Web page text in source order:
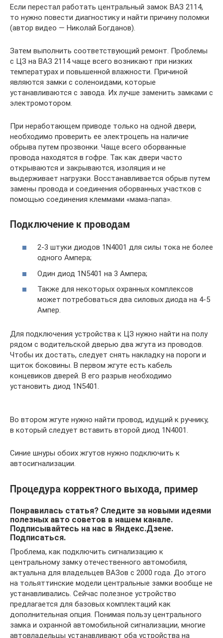
Если перестал работать центральный замок ВАЗ 2114,
то нужно повести диагностику и найти причину поломки
(автор видео — Николай Богданов).
Затем выполнить соответствующий ремонт. Проблемы
с ЦЗ на ВАЗ 2114 чаще всего возникают при низких
температурах и повышенной влажности. Причиной
являются замки с соленоидами, которые
устанавливаются с завода. Их лучше заменить замками с
электромотором.
При неработающем приводе только на одной двери,
необходимо проверить ее электроцепь на наличие
обрыва путем прозвонки. Чаще всего оборванные
провода находятся в гофре. Так как двери часто
открываются и закрываются, изоляция и не
выдерживает нагрузки. Восстанавливается обрыв путем
замены провода и соединения оборванных участков с
помощью соединения клеммами «мама-папа».
Подключение к проводам
2-3 штуки диодов 1N4001 для силы тока не более
одного Ампера;
Один диод 1N5401 на 3 Ампера;
Также для некоторых охранных комплексов
может потребоваться два силовых диода на 4-5
Ампер.
Для подключения устройства к ЦЗ нужно найти на полу
рядом с водительской дверью два жгута из проводов.
Чтобы их достать, следует снять накладку на пороги и
щиток боковины. В первом жгуте есть кабель
концевиков дверей. В его разрыв необходимо
установить диод 1N5401.
Во втором жгуте нужно найти провод, идущий к ручнику,
в который следует вставить второй диод 1N4001.
Синие шнуры обоих жгутов нужно подключить к
автосигнализации.
Процедура корректного выхода, пример
Понравилась статья? Следите за новыми идеями
полезных авто советов в нашем канале.
Подписывайтесь на нас в Яндекс.Дзене.
Подписаться.
Проблема, как подключить сигнализацию к
центральному замку отечественного автомобиля,
актуальна для владельцев ВАЗов с 2000 года. До этого
на тольяттинские модели центральные замки вообще не
устанавливались. Сейчас полезное устройство
предлагается для базовых комплектаций как
дополнительная опция. Понимая пользу центрального
замка и охранной автомобильной сигнализации, многие
автовладельцы устанавливают оба устройства на